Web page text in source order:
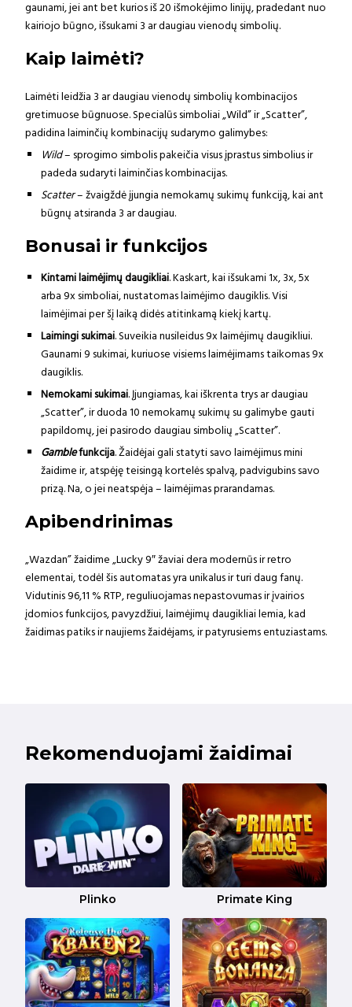
gaunami, jei ant bet kurios iš 20 išmokėjimo linijų, pradedant nuo
kairiojo būgno, išsukami 3 ar daugiau vienodų simbolių.
Kaip laimėti?
Laimėti leidžia 3 ar daugiau vienodų simbolių kombinacijos
gretimuose būgnuose. Specialūs simboliai „Wild” ir „Scatter”,
padidina laiminčių kombinacijų sudarymo galimybes:
Wild– sprogimo simbolis pakeičia visus įprastus simbolius ir
padeda sudaryti laiminčias kombinacijas.
Scatter– žvaigždė įjungia nemokamų sukimų funkciją, kai ant
būgnų atsiranda 3 ar daugiau.
Bonusai ir funkcijos
Kintami laimėjimų daugikliai. Kaskart, kai išsukami 1x, 3x, 5x
arba 9x simboliai, nustatomas laimėjimo daugiklis. Visi
laimėjimai per šį laiką didės atitinkamą kiekį kartų.
Laimingi sukimai. Suveikia nusileidus 9x laimėjimų daugikliui.
Gaunami 9 sukimai, kuriuose visiems laimėjimams taikomas 9x
daugiklis.
Nemokami sukimai. Įjungiamas, kai iškrenta trys ar daugiau
„Scatter”, ir duoda 10 nemokamų sukimų su galimybe gauti
papildomų, jei pasirodo daugiau simbolių „Scatter”.
Gamblefunkcija. Žaidėjai gali statyti savo laimėjimus mini
žaidime ir, atspėję teisingą kortelės spalvą, padvigubins savo
prizą. Na, o jei neatspėja – laimėjimas prarandamas.
Apibendrinimas
„Wazdan” žaidime „Lucky 9″ žaviai dera modernūs ir retro
elementai, todėl šis automatas yra unikalus ir turi daug fanų.
Vidutinis 96,11 % RTP, reguliuojamas nepastovumas ir įvairios
įdomios funkcijos, pavyzdžiui, laimėjimų daugikliai lemia, kad
žaidimas patiks ir naujiems žaidėjams, ir patyrusiems entuziastams.
Rekomenduojami žaidimai
Plinko Primate King